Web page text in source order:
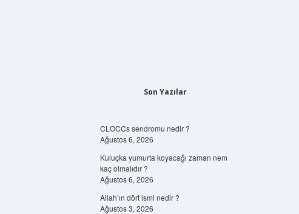
Son Yazılar
CLOCCs sendromu nedir ?
Ağustos 6, 2026
Kuluçka yumurta koyacağı zaman nem
kaç olmalıdır ?
Ağustos 6, 2026
Allah’ın dört ismi nedir ?
Ağustos 3, 2026